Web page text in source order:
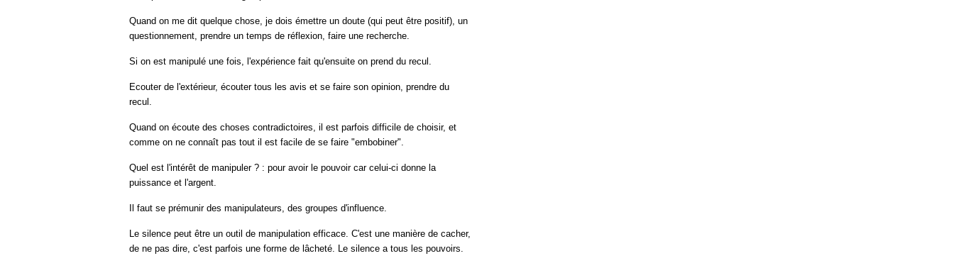
Quand on me dit quelque chose, je dois émettre un doute (qui peut être positif), un
questionnement, prendre un temps de réflexion, faire une recherche.
Si on est manipulé une fois, l'expérience fait qu'ensuite on prend du recul.
Ecouter de l'extérieur, écouter tous les avis et se faire son opinion, prendre du
recul.
Quand on écoute des choses contradictoires, il est parfois difficile de choisir, et
comme on ne connaît pas tout il est facile de se faire "embobiner".
Quel est l'intérêt de manipuler ? : pour avoir le pouvoir car celui-ci donne la
puissance et l'argent.
Il faut se prémunir des manipulateurs, des groupes d'influence.
Le silence peut être un outil de manipulation efficace. C'est une manière de cacher,
de ne pas dire, c'est parfois une forme de lâcheté. Le silence a tous les pouvoirs.